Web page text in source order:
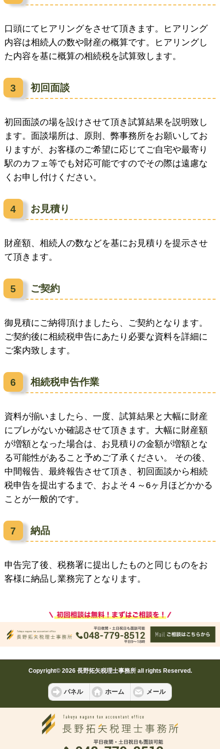
口頭にてヒアリングをさせて頂きます。ヒアリング
内容は相続人の数や財産の概算です。ヒアリングし
た内容を基に概算の相続税を試算致します。
初回面談
初回面談の場を設けさせて頂き試算結果を説明致し
ます。面談場所は、原則、弊事務所をお願いしてお
りますが、お客様のご希望に応じてご自宅や最寄り
駅のカフェ等でも対応可能ですのでその際は遠慮な
くお申し付けください。
お見積り
財産額、相続人の数などを基にお見積りを提示させ
て頂きます。
ご契約
御見積にご納得頂けましたら、ご契約となります。
ご契約後に相続税申告にあたり必要な資料を詳細に
ご案内致します。
相続税申告作業
資料が揃いましたら、一度、試算結果と大幅に財産
にブレがないか確認させて頂きます。大幅に財産額
が増額となった場合は、お見積りの金額が増額とな
る可能性があること予めご了承ください。 その後、
中間報告、最終報告させて頂き、初回面談から相続
税申告を提出するまで、およそ４～6ヶ月ほどかかる
ことが一般的です。
納品
申告完了後、税務署に提出したものと同じものをお
客様に納品し業務完了となります。
Copyright© 2026 長野拓矢税理士事務所 all rights Reserved.
パネル ホーム メール